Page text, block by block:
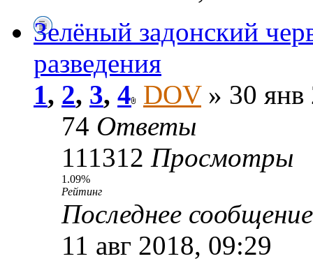
Зелёный задонский
разведения
1, 2, 3, 4 DOV» 30 янв
74 Ответы
111312 Просмотры
1.09%
Рейтинг
Последнее
11 авг 2018, 09:29